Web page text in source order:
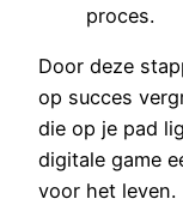
proces.
Door deze
op succes
die op je pad
digitale game
voor het leven.